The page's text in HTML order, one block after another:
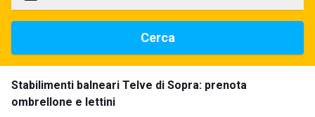
Cerca
Stabilimenti balneari Telve di Sopra: prenota
ombrellone e lettini